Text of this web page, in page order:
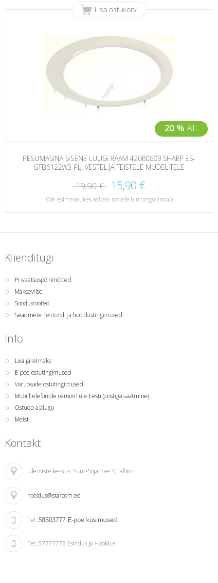
20 % AL.
Lisa ostukorvi
PESUMASINA SISENE LUUGI RAAM 42080609 SHARP ES-
GFB6122W3-PL, VESTEL JA TEISTELE MUDELITELE
19,90 € 15,90 €
Ole esimene, kes sellele tootele hinnangu annab
Klienditugi
Privaatsuspõhimõtted
Makseviise
Soodustooted
Seadmete remondi ja hooldustingimused
Info
Liisi järelmaks
E-poe ostutingimused
Varuosade ostutingimused
Mobiiltelefonide remont üle Eesti (postiga saatmine)
Ostude ajalugu
Meist
Kontakt
Ülemiste keskus, Suur-Sõjamäe 4,Tallinn
hooldus@starcom.ee
Tel.:58803777 E-poe küsimused
Tel.:57777775 Esindus ja Hooldus